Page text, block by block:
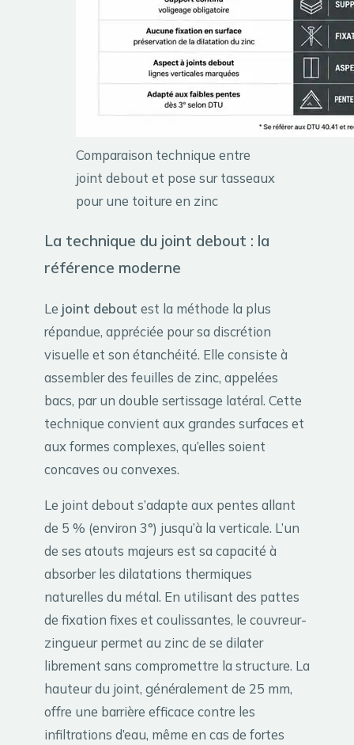
Comparaison technique entre
joint debout et pose sur tasseaux
pour une toiture en zinc
La technique du joint debout : la
référence moderne
Le joint debout est la méthode la plus
répandue, appréciée pour sa discrétion
visuelle et son étanchéité. Elle consiste à
assembler des feuilles de zinc, appelées
bacs, par un double sertissage latéral. Cette
technique convient aux grandes surfaces et
aux formes complexes, qu’elles soient
concaves ou convexes.
Le joint debout s’adapte aux pentes allant
de 5 % (environ 3°) jusqu’à la verticale. L’un
de ses atouts majeurs est sa capacité à
absorber les dilatations thermiques
naturelles du métal. En utilisant des pattes
de fixation fixes et coulissantes, le couvreur-
zingueur permet au zinc de se dilater
librement sans compromettre la structure. La
hauteur du joint, généralement de 25 mm,
offre une barrière efficace contre les
infiltrations d’eau, même en cas de fortes